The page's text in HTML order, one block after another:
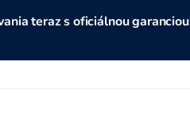
teraz s oficiálnou garanciou